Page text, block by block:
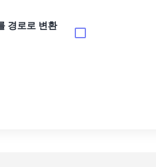
경로로 변환